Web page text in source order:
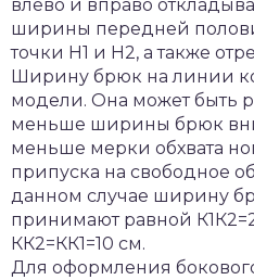
влево и вправо
ширины передней
точки Н1 и Н2, а также
Ширину брюк на линии
модели. Она может быть
меньше ширины брюк
меньше мерки обхвата
припуска на свободное
данном случае ширину
принимают равной
КК2=КК1=10 см.
Для оформления